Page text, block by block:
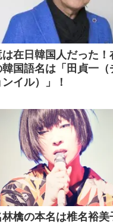
は在日韓国人だった！
国語名は「田貞一（
イル）」！
林檎の本名は椎名裕美